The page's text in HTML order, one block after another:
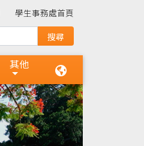
學生事務處首頁
其他